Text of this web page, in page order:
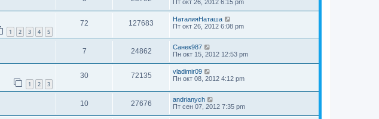
Пт окт 26, 2012 6:15 pm
1 2 3 4 5
72 127683
НаталияНаташа
Пт окт 26, 2012 6:08 pm
7 24862
Санек987
Пн окт 15, 2012 12:53 pm
1 2 3
30 72135
vladimir09
Пн окт 08, 2012 4:12 pm
10 27676
andrianych
Пт сен 07, 2012 7:35 pm